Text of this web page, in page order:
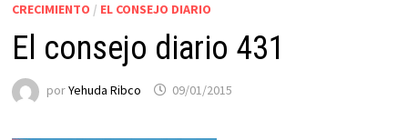
CRECIMIENTO / EL CONSEJO DIARIO
El consejo diario 431
porYehuda Ribco 09/01/2015